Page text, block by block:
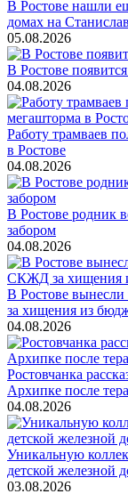
В Ростове нашли
домах на
05.08.2026
В Ростове
04.08.2026
Работу трамваев
в Ростове
04.08.2026
В Ростове родник
забором
04.08.2026
В Ростове
за хищения из
04.08.2026
Ростовчанка
Архипке после
04.08.2026
Уникальную
детской железной
03.08.2026